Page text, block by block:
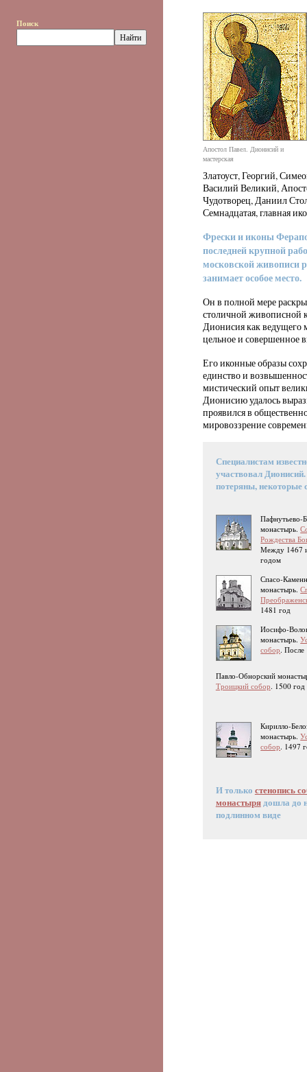
Поиск
Апостол Павел. Дионисий и
мастерская
Златоуст, Георгий,
Василий Великий,
Чудотворец, Даниил
Семнадцатая, главная
Фрески и иконы
последней крупной
московской живописи
занимает особое место.
Он в полной мере
столичной живописной
Дионисия как ведущего
цельное и совершенное
Его иконные образы
единство и
мистический опыт
Дионисию удалось
проявился в
мировоззрение
Специалистам
участвовал
потеряны, некоторые
Пафнутьево-
монастырь.
Рождества
Между 1467
годом
Спасо-
монастырь.
1481 год
Иосифо-
монастырь.
собор. После
Павло-Обнорский
Троицкий собор. 1500 год
Кирилло-
монастырь.
собор. 1497
И только стенопись
монастырядошла до
подлинном виде